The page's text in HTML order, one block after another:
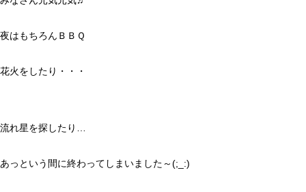
夜はもちろんＢＢＱ
花火をしたり・・・
流れ星を探したり…
あっという間に終わってしまいました～(;_:)